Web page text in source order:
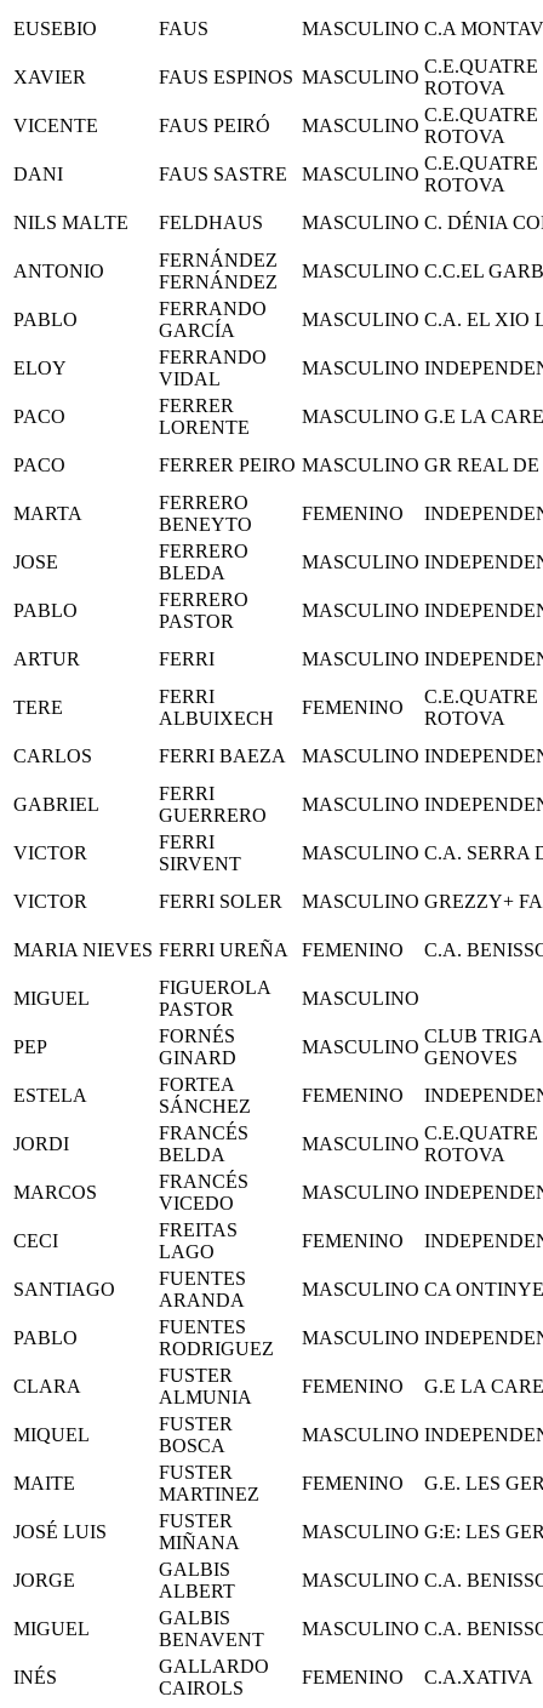
EUSEBIO FAUS MASCULINO C.A
XAVIER FAUS ESPINOS MASCULINO
C.E.QUATRE
ROTOVA
VICENTE
FAUS PEIRÓ MASCULINO
C.E.QUATRE
ROTOVA
DANI
FAUS SASTRE MASCULINO
C.E.QUATRE
ROTOVA
NILS MALTE
FELDHAUS MASCULINO C. DÉNIA
ANTONIO
FERNÁNDEZ
FERNÁNDEZ
MASCULINO C.C.EL
PABLO
FERRANDO
GARCÍA
MASCULINO C.A. EL XIO
ELOY
FERRANDO
VIDAL
MASCULINO
PACO
FERRER
LORENTE
MASCULINO G.E LA
PACO FERRER PEIRO MASCULINO GR REAL
MARTA
FERRERO
BENEYTO
FEMENINO
JOSE
FERRERO
BLEDA
MASCULINO
PABLO
FERRERO
PASTOR
MASCULINO
ARTUR FERRI MASCULINO
TERE
FERRI
ALBUIXECH
FEMENINO
C.E.QUATRE
ROTOVA
CARLOS
FERRI BAEZA MASCULINO
GABRIEL
FERRI
GUERRERO
MASCULINO
VICTOR
FERRI
SIRVENT
MASCULINO C.A. SERRA
VICTOR FERRI SOLER MASCULINO GREZZY+
MARIA NIEVES FERRI UREÑA FEMENINO C.A.
MIGUEL
FIGUEROLA
PASTOR
MASCULINO
PEP
FORNÉS
GINARD
MASCULINO
CLUB
GENOVES
ESTELA
FORTEA
SÁNCHEZ
FEMENINO
JORDI
FRANCÉS
BELDA
MASCULINO
C.E.QUATRE
ROTOVA
MARCOS
FRANCÉS
VICEDO
MASCULINO
CECI
FREITAS
LAGO
FEMENINO
SANTIAGO
FUENTES
ARANDA
MASCULINO CA
PABLO
FUENTES
RODRIGUEZ
MASCULINO
CLARA
FUSTER
ALMUNIA
FEMENINO G.E LA
MIQUEL
FUSTER
BOSCA
MASCULINO
MAITE
FUSTER
MARTINEZ
FEMENINO G.E. LES
JOSÉ LUIS
FUSTER
MIÑANA
MASCULINO G:E: LES
JORGE
GALBIS
ALBERT
MASCULINO C.A.
MIGUEL
GALBIS
BENAVENT
MASCULINO C.A.
INÉS
GALLARDO
CAIROLS
FEMENINO
C.A.XATIVA